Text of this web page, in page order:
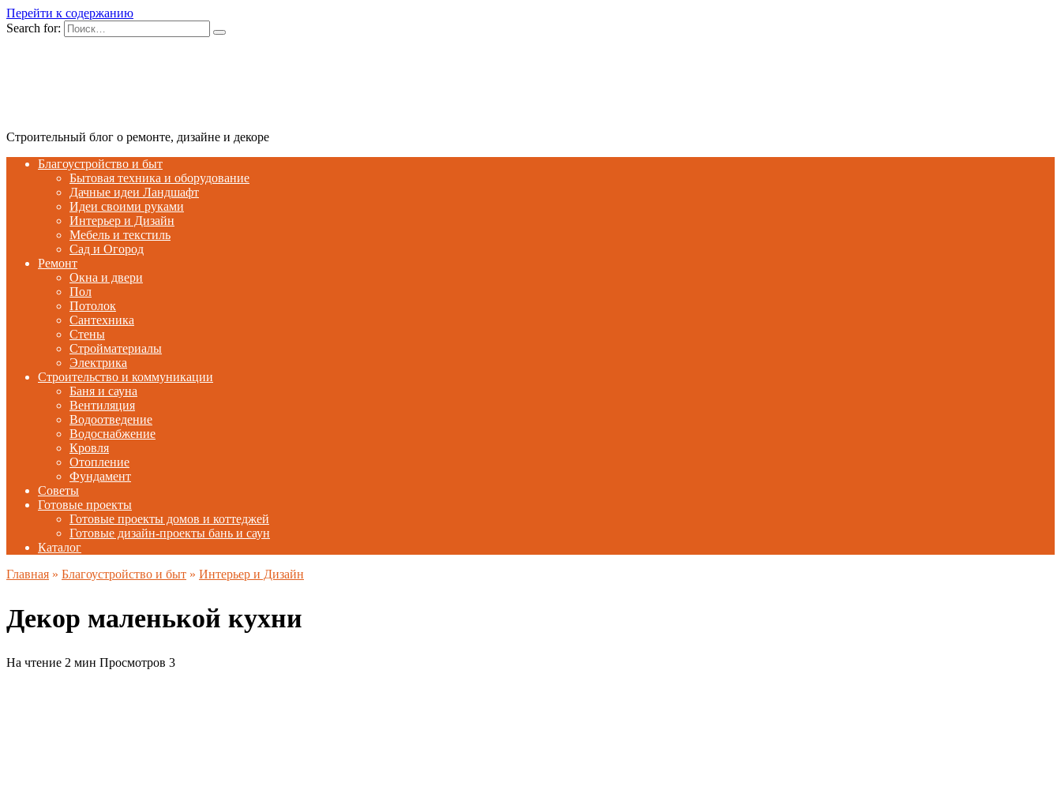
Перейти к содержанию
Search for:
Строительный блог о ремонте, дизайне и декоре
Благоустройство и быт
Бытовая техника и оборудование
Дачные идеи Ландшафт
Идеи своими руками
Интерьер и Дизайн
Мебель и текстиль
Сад и Огород
Ремонт
Окна и двери
Пол
Потолок
Сантехника
Стены
Стройматериалы
Электрика
Строительство и коммуникации
Баня и сауна
Вентиляция
Водоотведение
Водоснабжение
Кровля
Отопление
Фундамент
Советы
Готовые проекты
Готовые проекты домов и коттеджей
Готовые дизайн-проекты бань и саун
Каталог
Главная » Благоустройство и быт » Интерьер и Дизайн
Декор маленькой кухни
На чтение 2 мин Просмотров 3